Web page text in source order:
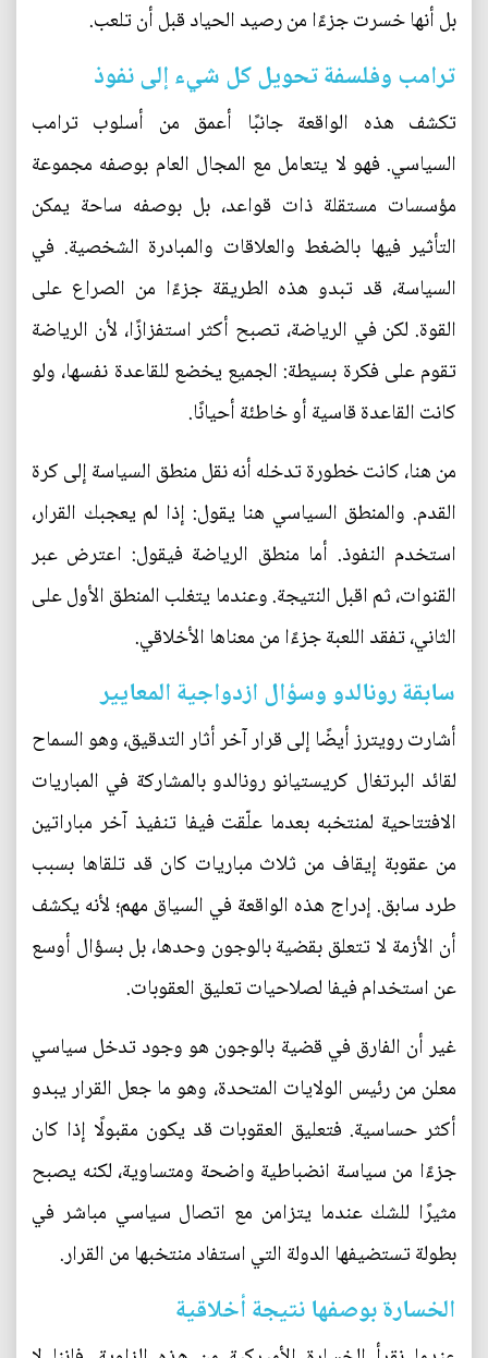
بل أنها خسرت جزءًا من رصيد الحياد قبل أن تلعب.
ترامب وفلسفة تحويل كل شيء إلى نفوذ
تكشف هذه الواقعة جانبًا أعمق من أسلوب ترامب
السياسي. فهو لا يتعامل مع المجال العام بوصفه مجموعة
مؤسسات مستقلة ذات قواعد، بل بوصفه ساحة يمكن
التأثير فيها بالضغط والعلاقات والمبادرة الشخصية. في
السياسة، قد تبدو هذه الطريقة جزءًا من الصراع على
القوة. لكن في الرياضة، تصبح أكثر استفزازًا، لأن الرياضة
تقوم على فكرة بسيطة: الجميع يخضع للقاعدة نفسها، ولو
كانت القاعدة قاسية أو خاطئة أحيانًا.
من هنا، كانت خطورة تدخله أنه نقل منطق السياسة إلى كرة
القدم. والمنطق السياسي هنا يقول: إذا لم يعجبك القرار،
استخدم النفوذ. أما منطق الرياضة فيقول: اعترض عبر
القنوات، ثم اقبل النتيجة. وعندما يتغلب المنطق الأول على
الثاني، تفقد اللعبة جزءًا من معناها الأخلاقي.
سابقة رونالدو وسؤال ازدواجية المعايير
أشارت رويترز أيضًا إلى قرار آخر أثار التدقيق، وهو السماح
لقائد البرتغال كريستيانو رونالدو بالمشاركة في المباريات
الافتتاحية لمنتخبه بعدما علّقت فيفا تنفيذ آخر مباراتين
من عقوبة إيقاف من ثلاث مباريات كان قد تلقاها بسبب
طرد سابق. إدراج هذه الواقعة في السياق مهم؛ لأنه يكشف
أن الأزمة لا تتعلق بقضية بالوجون وحدها، بل بسؤال أوسع
عن استخدام فيفا لصلاحيات تعليق العقوبات.
غير أن الفارق في قضية بالوجون هو وجود تدخل سياسي
معلن من رئيس الولايات المتحدة، وهو ما جعل القرار يبدو
أكثر حساسية. فتعليق العقوبات قد يكون مقبولًا إذا كان
جزءًا من سياسة انضباطية واضحة ومتساوية، لكنه يصبح
مثيرًا للشك عندما يتزامن مع اتصال سياسي مباشر في
بطولة تستضيفها الدولة التي استفاد منتخبها من القرار.
الخسارة بوصفها نتيجة أخلاقية